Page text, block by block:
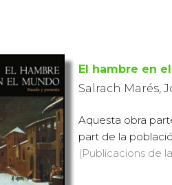
El hambre en
Salrach Marés,
Aquesta obra
part de la
(Publicacions de